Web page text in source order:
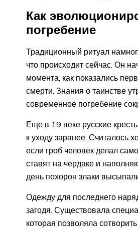
Как
погребение
Традиционный ритуал
что происходит сейчас. Он
момента, как показались
смерти. Знания о таинстве
современное погребение
Еще в 19 веке русские
к уходу заранее. Считалось
если гроб человек делал
ставят на чердаке и
день похорон злаки
Одежду для последнего
загодя. Существовала
которая позволяла